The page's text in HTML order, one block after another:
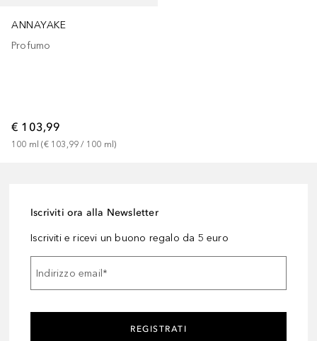
ANNAYAKE
Profumo
€ 103,99
100 ml (€ 103,99 / 100 ml)
Iscriviti ora alla Newsletter
Iscriviti e ricevi un buono regalo da 5 euro
Indirizzo email *
REGISTRATI